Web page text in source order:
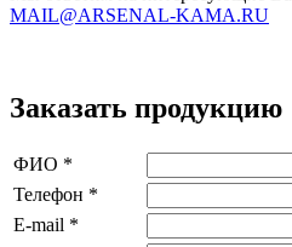
MAIL@ARSENAL-KAMA.RU
Заказать продукцию
ФИО *
Телефон *
E-mail *